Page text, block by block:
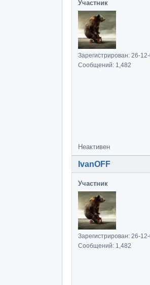
Участник
Зарегистрирован: 26-
Сообщений: 1,482
Неактивен
IvanOFF
Участник
Зарегистрирован: 26-
Сообщений: 1,482